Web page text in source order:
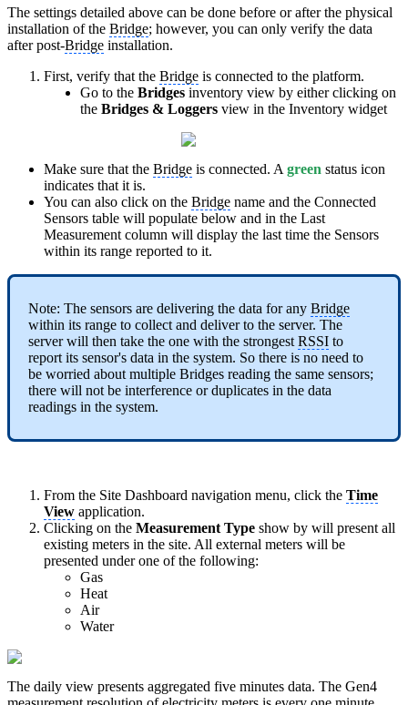
The settings detailed above can be done before or after the physical
installation of the Bridge; however, you can only verify the data
after post-Bridge installation.
First, verify that the Bridge is connected to the platform.
Go to the Bridges inventory view by either clicking on
the Bridges & Loggers view in the Inventory widget
Make sure that the Bridge is connected. A green status icon
indicates that it is.
You can also click on the Bridge name and the Connected
Sensors table will populate below and in the Last
Measurement column will display the last time the Sensors
within its range reported to it.
Note: The sensors are delivering the data for any Bridge
within its range to collect and deliver to the server. The
server will then take the one with the strongest RSSI to
report its sensor's data in the system. So there is no need to
be worried about multiple Bridges reading the same sensors;
there will not be interference or duplicates in the data
readings in the system.
From the Site Dashboard navigation menu, click the Time
View application.
Clicking on the Measurement Type show by will present all
existing meters in the site. All external meters will be
presented under one of the following:
Gas
Heat
Air
Water
The daily view presents aggregated five minutes data. The Gen4